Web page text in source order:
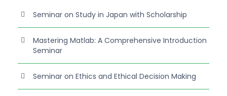
Seminar on Study in Japan with Scholarship
Mastering Matlab: A Comprehensive Introduction
Seminar
Seminar on Ethics and Ethical Decision Making